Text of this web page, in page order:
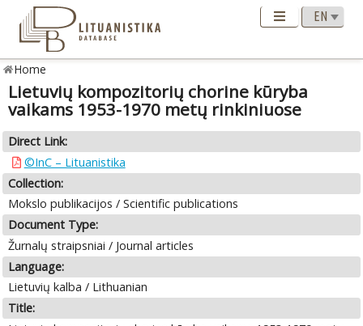
Home
Lietuvių kompozitorių chorine kūryba
vaikams 1953-1970 metų rinkiniuose
Direct Link:
©InC – Lituanistika
Collection:
Mokslo publikacijos / Scientific publications
Document Type:
Žurnalų straipsniai / Journal articles
Language:
Lietuvių kalba / Lithuanian
Title: